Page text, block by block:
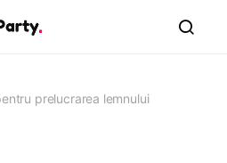
prelucrarea lemnului